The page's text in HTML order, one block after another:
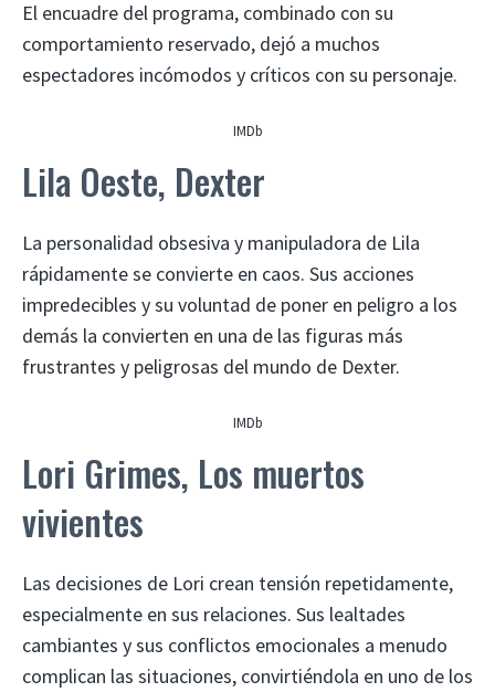
El encuadre del programa, combinado con su
comportamiento reservado, dejó a muchos
espectadores incómodos y críticos con su personaje.
IMDb
Lila Oeste, Dexter
La personalidad obsesiva y manipuladora de Lila
rápidamente se convierte en caos. Sus acciones
impredecibles y su voluntad de poner en peligro a los
demás la convierten en una de las figuras más
frustrantes y peligrosas del mundo de Dexter.
IMDb
Lori Grimes, Los muertos
vivientes
Las decisiones de Lori crean tensión repetidamente,
especialmente en sus relaciones. Sus lealtades
cambiantes y sus conflictos emocionales a menudo
complican las situaciones, convirtiéndola en uno de los